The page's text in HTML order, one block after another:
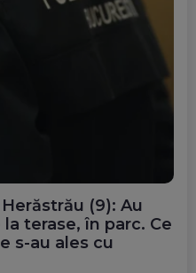
(9): Au
terase, în parc. Ce
s-au ales cu